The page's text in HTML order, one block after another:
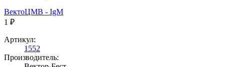
ВектоЦМВ - IgM
1 ₽
Артикул:
1552
Производитель: